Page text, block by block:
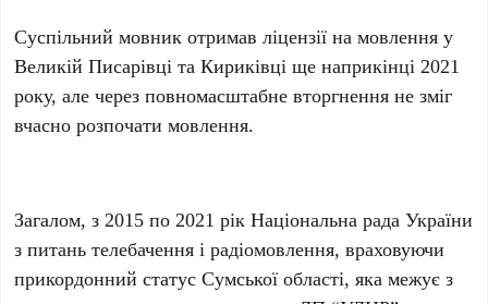
Суспільний мовник отримав ліцензії на мовлення у
Великій Писарівці та Кириківці ще наприкінці 2021
року, але через повномасштабне вторгнення не зміг
вчасно розпочати мовлення.
Загалом, з 2015 по 2021 рік Національна рада України
з питань телебачення і радіомовлення, враховуючи
прикордонний статус Сумської області, яка межує з